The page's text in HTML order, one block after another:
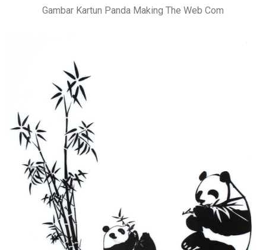
Gambar Kartun Panda Making The Web Com